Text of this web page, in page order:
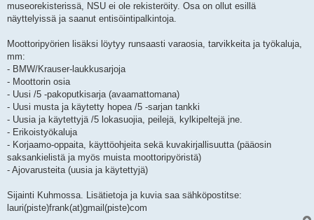
museorekisterissä, NSU ei ole rekisteröity. Osa on ollut esillä
näyttelyissä ja saanut entisöintipalkintoja.
Moottoripyörien lisäksi löytyy runsaasti varaosia, tarvikkeita ja työkaluja,
mm:
- BMW/Krauser-laukkusarjoja
- Moottorin osia
- Uusi /5 -pakoputkisarja (avaamattomana)
- Uusi musta ja käytetty hopea /5 -sarjan tankki
- Uusia ja käytettyjä /5 lokasuojia, peilejä, kylkipeltejä jne.
- Erikoistyökaluja
- Korjaamo-oppaita, käyttöohjeita sekä kuvakirjallisuutta (pääosin
saksankielistä ja myös muista moottoripyöristä)
- Ajovarusteita (uusia ja käytettyjä)
Sijainti Kuhmossa. Lisätietoja ja kuvia saa sähköpostitse:
lauri(piste)frank(at)gmail(piste)com